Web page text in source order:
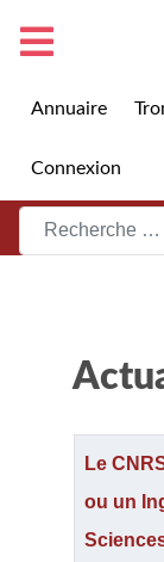
Annuaire
Connexion
Rechercher
Articles
Titre
Le
ou un